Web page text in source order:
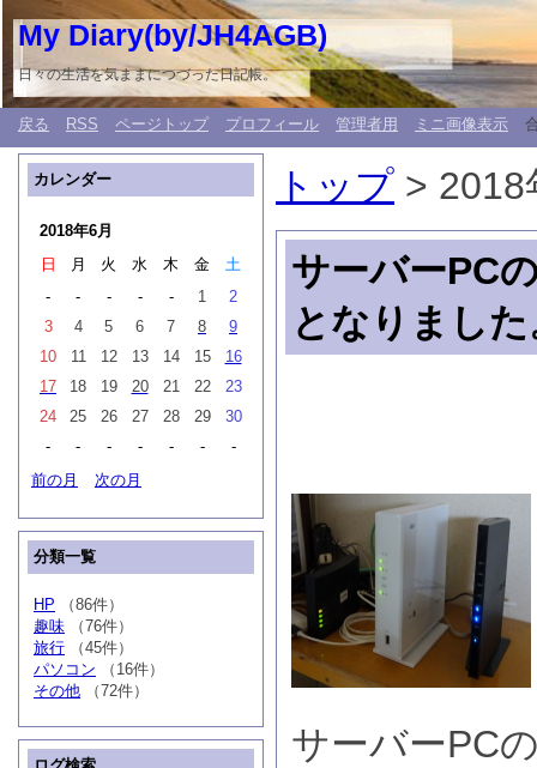
My Diary(by/JH4AGB)
日々の生活を気ままにつづった日記帳。
戻る RSS ページトップ プロフィール 管理者用 ミニ画像表示
トップ > 2018
サーバーPC
となりました
サーバーPC
カレンダー
2018年6月
日
月 火 水 木 金
土
-
- - - - 1
2
3
4 5 6 7 8
9
10
11 12 13 14 15
16
17
18 19 20 21 22
23
24
25 26 27 28 29
30
-
- - - - -
-
前の月
次の月
分類一覧
HP （86件）
趣味 （76件）
旅行 （45件）
パソコン （16件）
その他 （72件）